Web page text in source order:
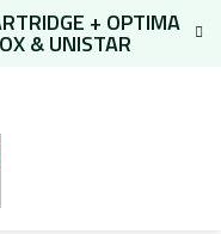
+ OPTIMA
& UNISTAR